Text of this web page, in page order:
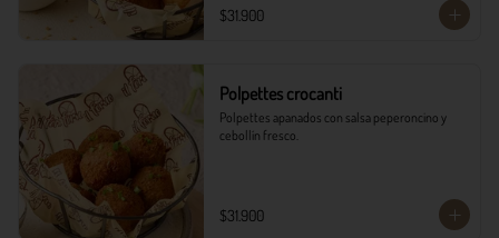
$31.900
Polpettes crocanti
Polpettes apanados con salsa peperoncino y
cebollín fresco.
$31.900